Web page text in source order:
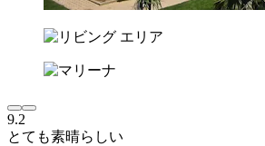
9.2
とても素晴らしい